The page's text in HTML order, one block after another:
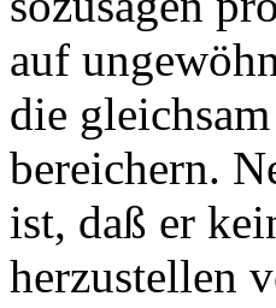
auf
die
bereichern.
ist, daß er
herzustellen